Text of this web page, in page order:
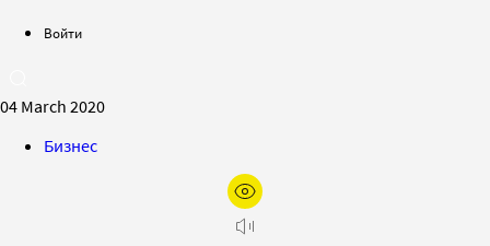
Войти
04 March 2020
Бизнес